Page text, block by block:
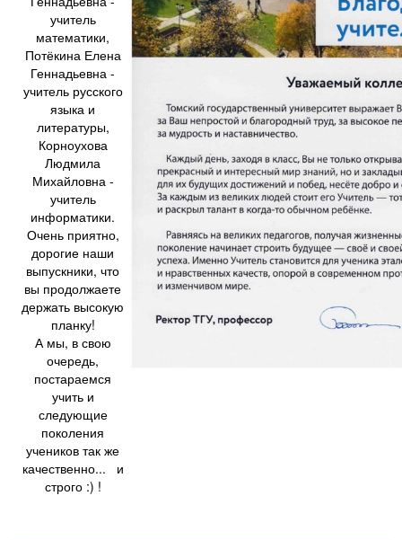
учитель
математики,
Потёкина Елена
Геннадьевна -
учитель русского
языка и
литературы,
Корноухова
Людмила
Михайловна -
учитель
информатики.
Очень приятно,
дорогие наши
выпускники, что
вы продолжаете
держать высокую
планку!
А мы, в свою
очередь,
постараемся
учить и
следующие
поколения
учеников так же
качественно... и
строго :) !